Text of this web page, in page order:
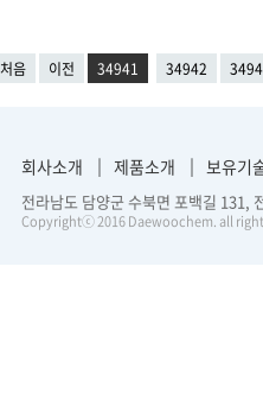
처음 이전 34941 34942
회사소개 제품소개 보유기
전라남도 담양군 수북면 포백길
Copyrightⓒ 2016 Daewoochem. all